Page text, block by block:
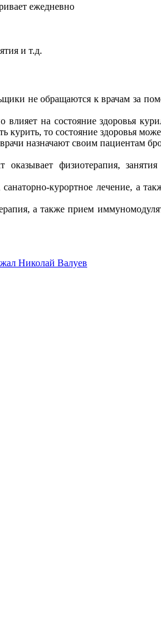
ежедневно
и т.д.
не обращаются к врачам за
на состояние здоровья
то состояние здоровья
назначают своим пациентам
оказывает физиотерапия,
курортное лечение, а
а также прием
Николай Валуев